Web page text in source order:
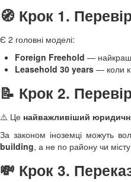
🧭 Крок 1.
Є 2 головні моделі:
Foreign Freehold —
Leasehold 30 years — коли
📝 Крок 2.
⚠️ Це найважливіший
За законом іноземці можуть
building, а не по району чи
💸 Крок 3.